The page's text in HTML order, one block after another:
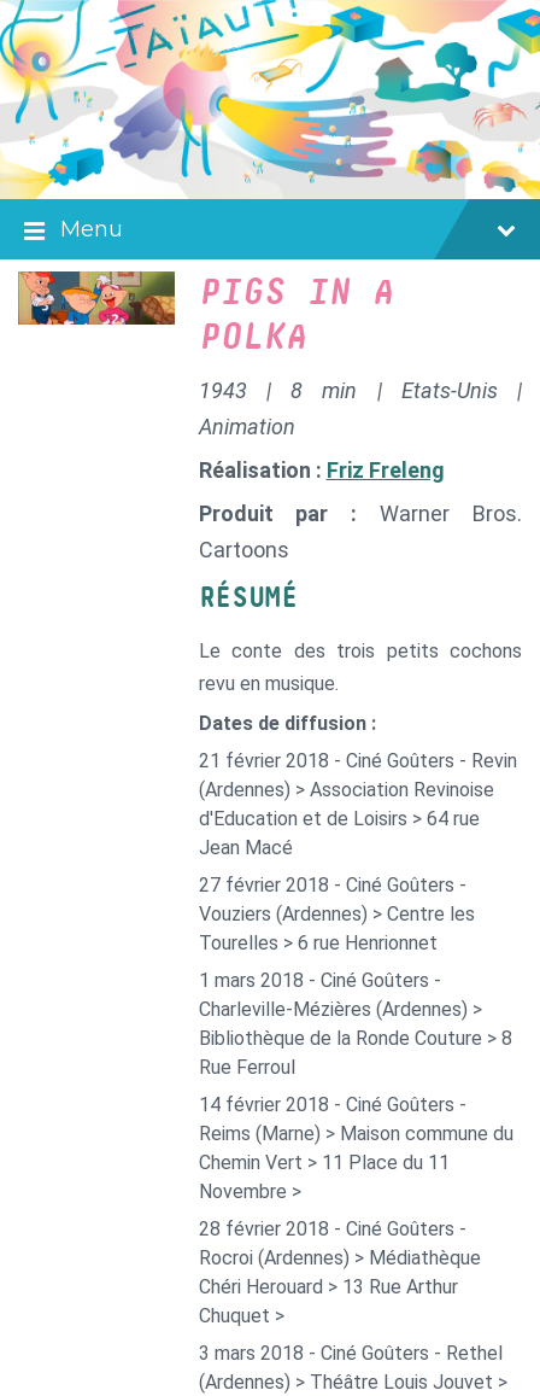
Skip
to
content
Skip
to
main
navigation
Skip
to
footer
Menu
PIGS IN A
POLKA
1943 | 8 min | Etats-Unis |
Animation
Réalisation : Friz Freleng
Produit par :Warner Bros.
Cartoons
RÉSUMÉ
Le conte des trois petits cochons
revu en musique.
Dates de diffusion :
21 février 2018 - Ciné Goûters - Revin
(Ardennes) > Association Revinoise
d'Education et de Loisirs > 64 rue
Jean Macé
27 février 2018 - Ciné Goûters -
Vouziers (Ardennes) > Centre les
Tourelles > 6 rue Henrionnet
1 mars 2018 - Ciné Goûters -
Charleville-Mézières (Ardennes) >
Bibliothèque de la Ronde Couture > 8
Rue Ferroul
14 février 2018 - Ciné Goûters -
Reims (Marne) > Maison commune du
Chemin Vert > 11 Place du 11
Novembre >
28 février 2018 - Ciné Goûters -
Rocroi (Ardennes) > Médiathèque
Chéri Herouard > 13 Rue Arthur
Chuquet >
3 mars 2018 - Ciné Goûters - Rethel
(Ardennes) > Théâtre Louis Jouvet >